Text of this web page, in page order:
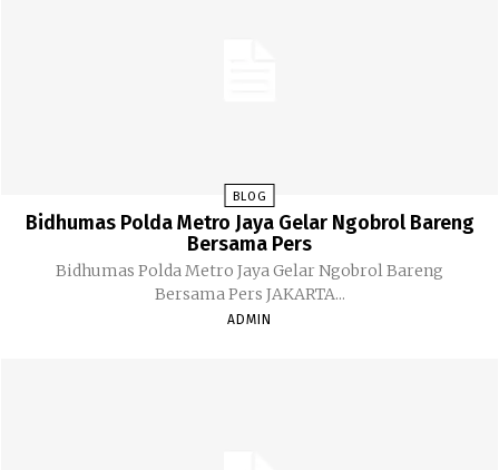
BLOG
Bidhumas Polda Metro Jaya Gelar Ngobrol Bareng
Bersama Pers
Bidhumas Polda Metro Jaya Gelar Ngobrol Bareng
Bersama Pers JAKARTA...
ADMIN